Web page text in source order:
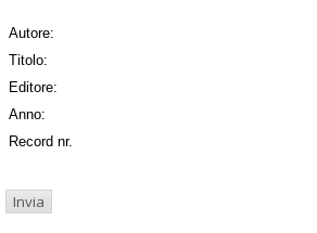
Autore:
Titolo:
Editore:
Anno:
Record nr.